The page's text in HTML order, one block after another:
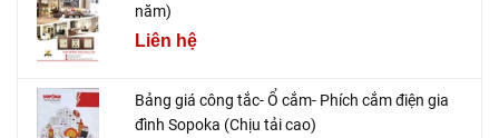
năm)
Liên hệ
Bảng giá công tắc- Ổ cắm- Phích cắm điện gia
đình Sopoka (Chịu tải cao)